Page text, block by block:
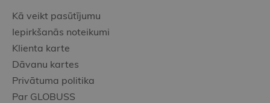
Kā veikt pasūtījumu
Iepirkšanās noteikumi
Klienta karte
Dāvanu kartes
Privātuma politika
Par GLOBUSS